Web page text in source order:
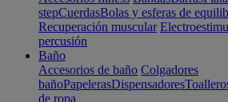
stepCuerdasBolas y esferas de
Recuperación muscular
percusión
Baño
Accesorios de baño Colgadores
bañoPapelerasDispensadores
de ropa